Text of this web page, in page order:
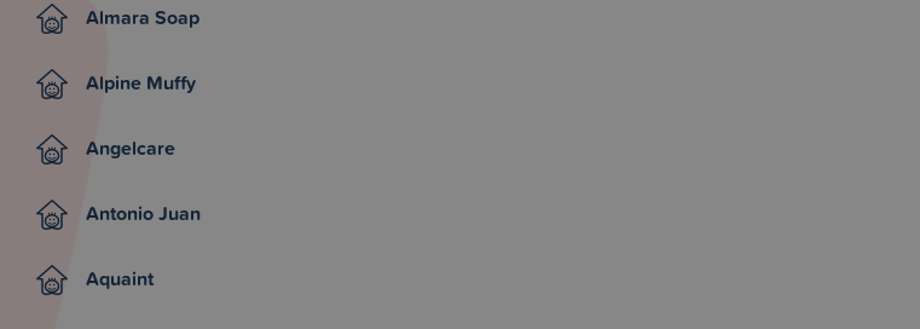
Almara Soap
Alpine Muffy
Angelcare
Antonio Juan
Aquaint